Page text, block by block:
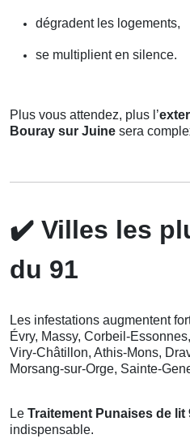
dégradent les logements,
se multiplient en silence.
Plus vous attendez, plus l’
Bouray sur Juine sera
✔️ Villes les
du 91
Les infestations augmentent
Évry, Massy, Corbeil-
Viry-Châtillon, Athis-Mons,
Morsang-sur-Orge, Sainte-
Le Traitement Punaises de lit
indispensable.